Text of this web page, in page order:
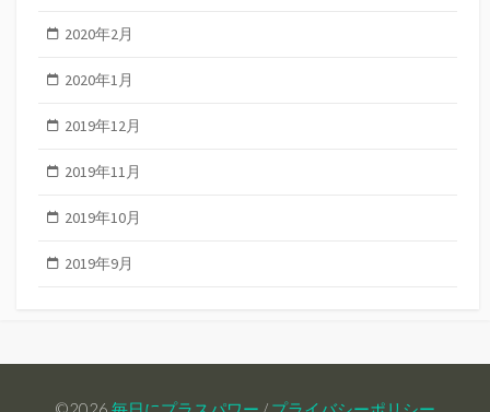
2020年2月
2020年1月
2019年12月
2019年11月
2019年10月
2019年9月